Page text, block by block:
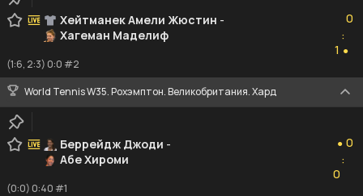
Хейтманек Амели Жюстин -
Хагеман Маделиф
0
:
1 ●
(1:6, 2:3) 0:0 #2
World Tennis W35. Рохэмптон. Великобритания. Хард
Беррейдж Джоди -
Абе Хироми
● 0
:
0
(0:0) 0:40 #1